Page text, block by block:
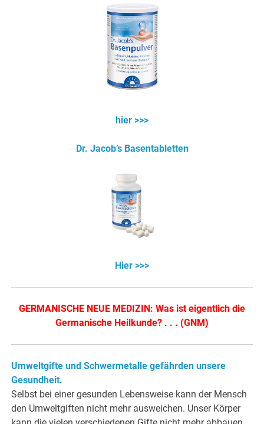
hier >>>
Dr. Jacob’s Basentabletten
Hier >>>
GERMANISCHE NEUE MEDIZIN: Was ist eigentlich die
Germanische Heilkunde? . . . (GNM)
Umweltgifte und Schwermetalle gefährden unsere
Gesundheit.
Selbst bei einer gesunden Lebensweise kann der Mensch
den Umweltgiften nicht mehr ausweichen. Unser Körper